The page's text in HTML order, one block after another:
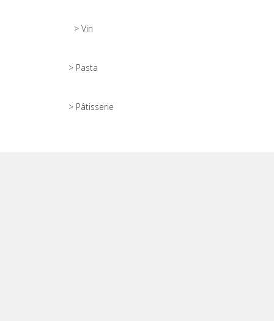
> Vin
> Pasta
> Pâtisserie